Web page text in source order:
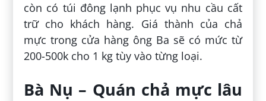
còn có túi đông lạnh phục vụ nhu cầu cất
trữ cho khách hàng. Giá thành của chả
mực trong cửa hàng ông Ba sẽ có mức từ
200-500k cho 1 kg tùy vào từng loại.
Bà Nụ – Quán chả mực lâu